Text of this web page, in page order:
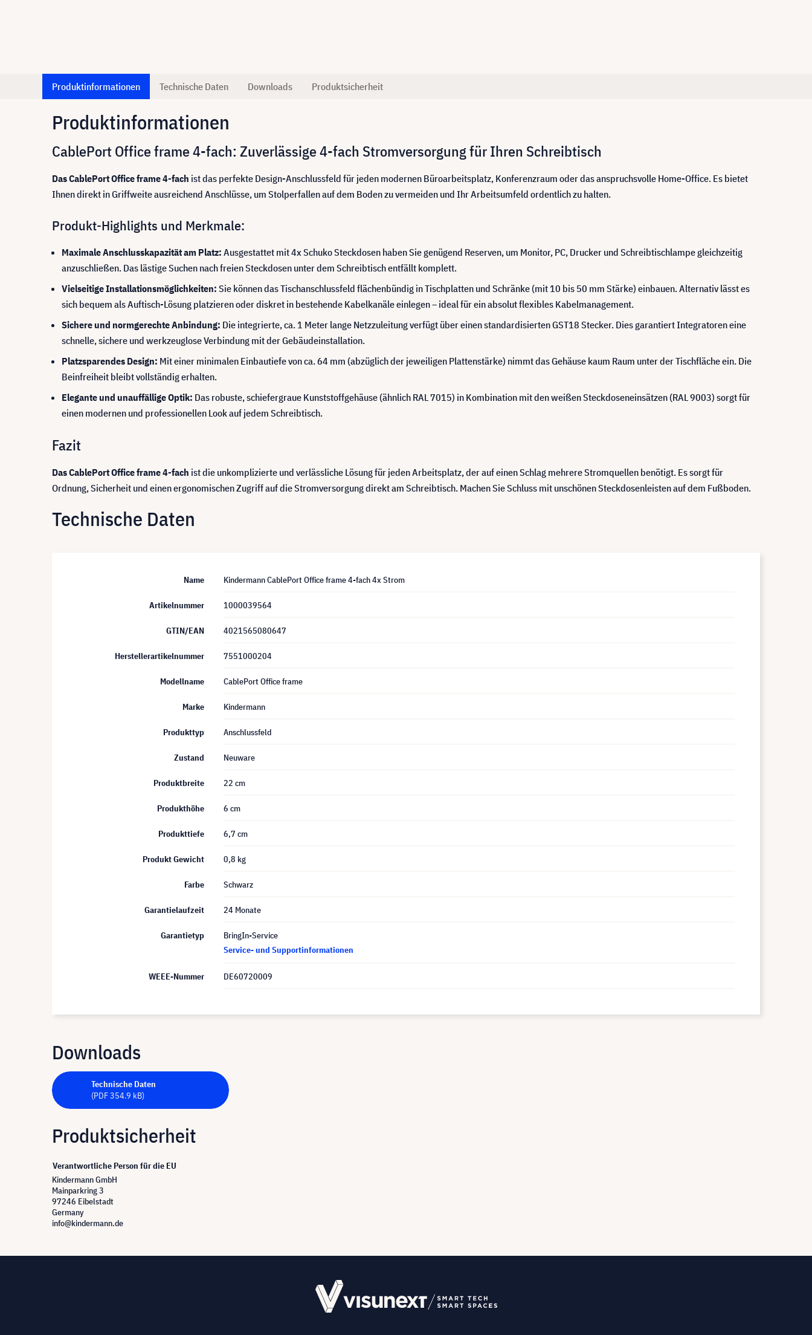
Produktinformationen Technische Daten Downloads Produktsicherheit
Produktinformationen
CablePort Office frame 4-fach: Zuverlässige 4-fach Stromversorgung für Ihren Schreibtisch
Das CablePort Office frame 4-fach ist das perfekte Design-Anschlussfeld für jeden modernen Büroarbeitsplatz, Konferenzraum oder das anspruchsvolle Home-Office. Es bietet
Ihnen direkt in Griffweite ausreichend Anschlüsse, um Stolperfallen auf dem Boden zu vermeiden und Ihr Arbeitsumfeld ordentlich zu halten.
Produkt-Highlights und Merkmale:
Maximale Anschlusskapazität am Platz: Ausgestattet mit 4x Schuko Steckdosen haben Sie genügend Reserven, um Monitor, PC, Drucker und Schreibtischlampe gleichzeitig
anzuschließen. Das lästige Suchen nach freien Steckdosen unter dem Schreibtisch entfällt komplett.
Vielseitige Installationsmöglichkeiten: Sie können das Tischanschlussfeld flächenbündig in Tischplatten und Schränke (mit 10 bis 50 mm Stärke) einbauen. Alternativ lässt es
sich bequem als Auftisch-Lösung platzieren oder diskret in bestehende Kabelkanäle einlegen – ideal für ein absolut flexibles Kabelmanagement.
Sichere und normgerechte Anbindung: Die integrierte, ca. 1 Meter lange Netzzuleitung verfügt über einen standardisierten GST18 Stecker. Dies garantiert Integratoren eine
schnelle, sichere und werkzeuglose Verbindung mit der Gebäudeinstallation.
Platzsparendes Design: Mit einer minimalen Einbautiefe von ca. 64 mm (abzüglich der jeweiligen Plattenstärke) nimmt das Gehäuse kaum Raum unter der Tischfläche ein. Die
Beinfreiheit bleibt vollständig erhalten.
Elegante und unauffällige Optik: Das robuste, schiefergraue Kunststoffgehäuse (ähnlich RAL 7015) in Kombination mit den weißen Steckdoseneinsätzen (RAL 9003) sorgt für
einen modernen und professionellen Look auf jedem Schreibtisch.
Fazit
Das CablePort Office frame 4-fach ist die unkomplizierte und verlässliche Lösung für jeden Arbeitsplatz, der auf einen Schlag mehrere Stromquellen benötigt. Es sorgt für
Ordnung, Sicherheit und einen ergonomischen Zugriff auf die Stromversorgung direkt am Schreibtisch. Machen Sie Schluss mit unschönen Steckdosenleisten auf dem Fußboden.
Technische Daten
Name Kindermann CablePort Office frame 4-fach 4x Strom
Artikelnummer 1000039564
GTIN/EAN 4021565080647
Herstellerartikelnummer 7551000204
Modellname CablePort Office frame
Marke Kindermann
Produkttyp Anschlussfeld
Zustand Neuware
Produktbreite 22 cm
Produkthöhe 6 cm
Produkttiefe 6,7 cm
Produkt Gewicht 0,8 kg
Farbe Schwarz
Garantielaufzeit 24 Monate
Garantietyp
BringIn-Service
Service- und Supportinformationen
WEEE-Nummer DE60720009
Downloads
Technische Daten
(PDF 354.9 kB)
Produktsicherheit
Verantwortliche Person für die EU
Kindermann GmbH
Mainparkring 3
97246 Eibelstadt
Germany
info@kindermann.de